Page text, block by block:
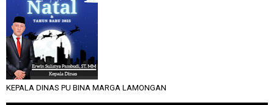
KEPALA DINAS PU BINA MARGA LAMONGAN